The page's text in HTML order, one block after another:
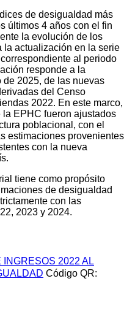
de desigualdad más
últimos 4 años con el fin
la evolución de los
la actualización en la serie
al periodo
responde a la
2025, de las nuevas
del Censo
2022. En este marco,
la EPHC fueron ajustados
poblacional, con el
estimaciones provenientes
con la nueva
tiene como propósito
de desigualdad
con las
2023 y 2024.
2022 AL
Código QR: